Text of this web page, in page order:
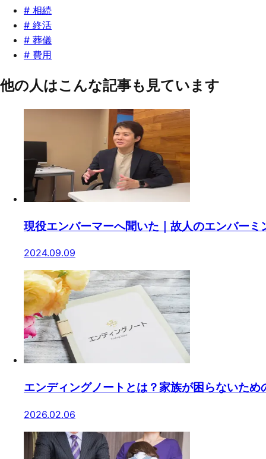
# 相続
# 終活
# 葬儀
# 費用
他の人はこんな記事も見ています
現役エンバーマーへ聞いた｜故人のエンバーミ
2024.09.09
エンディングノートとは？家族が困らないた
2026.02.06